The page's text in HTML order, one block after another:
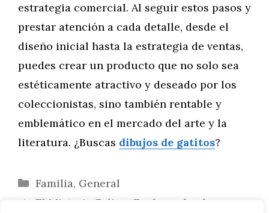
estrategia comercial. Al seguir estos pasos y
prestar atención a cada detalle, desde el
diseño inicial hasta la estrategia de ventas,
puedes crear un producto que no solo sea
estéticamente atractivo y deseado por los
coleccionistas, sino también rentable y
emblemático en el mercado del arte y la
literatura. ¿Buscas dibujos de gatitos?
Categorías
Familia, General
El Misterio Felino: Explorando el